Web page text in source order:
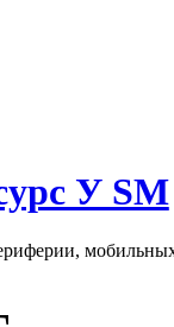
У SM
мобильных